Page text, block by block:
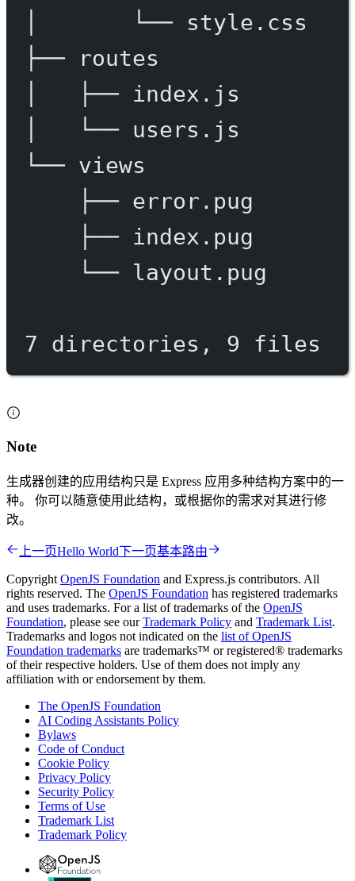
└──
style.css
├──
routes
├──
index.js
└──
users.js
└── views
├── error.pug
├──
index.pug
└──
layout.pug
7 directories, 9 files
Note
生成器创建的应用结构只是 Express 应用多种结构方案中的一
种。 你可以随意使用此结构，或根据你的需求对其进行修
改。
上一页Hello World下一页基本路由
Copyright OpenJS Foundation and Express.js contributors. All
rights reserved. The OpenJS Foundation has registered trademarks
and uses trademarks. For a list of trademarks of the OpenJS
Foundation, please see ourTrademark Policy and Trademark List.
Trademarks and logos not indicated on the list of OpenJS
Foundation trademarks are trademarks™ or registered® trademarks
of their respective holders. Use of them does not imply any
affiliation with or endorsement by them.
The OpenJS Foundation
AI Coding Assistants Policy
Bylaws
Code of Conduct
Cookie Policy
Privacy Policy
Security Policy
Terms of Use
Trademark List
Trademark Policy